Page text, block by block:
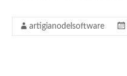
artigianodelsoftware